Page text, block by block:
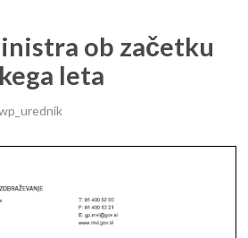
ob začetku
leta